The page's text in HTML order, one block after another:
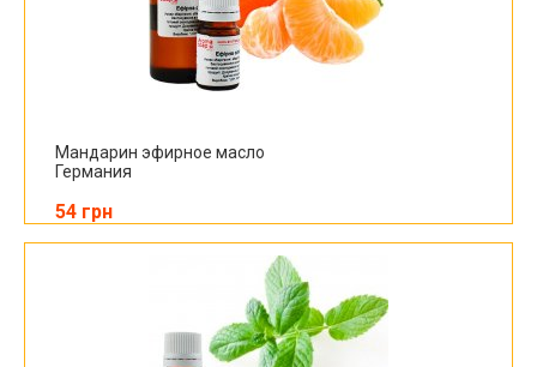
Мандарин эфирное масло
Германия
54 грн